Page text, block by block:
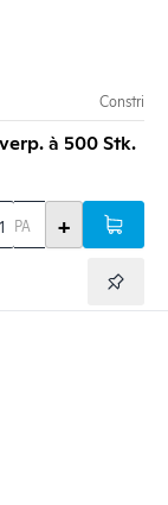
Constri
à 500 Stk.
PA +